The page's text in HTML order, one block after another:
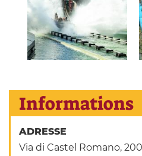
Informations
ADRESSE
Via di Castel Romano, 200